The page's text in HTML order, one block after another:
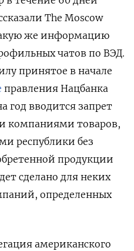
The Moscow
же информацию
чатов по ВЭД.
принятое в начале
правления Нацбанка
год вводится запрет
компаниями товаров,
республики без
продукции
сделано для неких
определенных
американского